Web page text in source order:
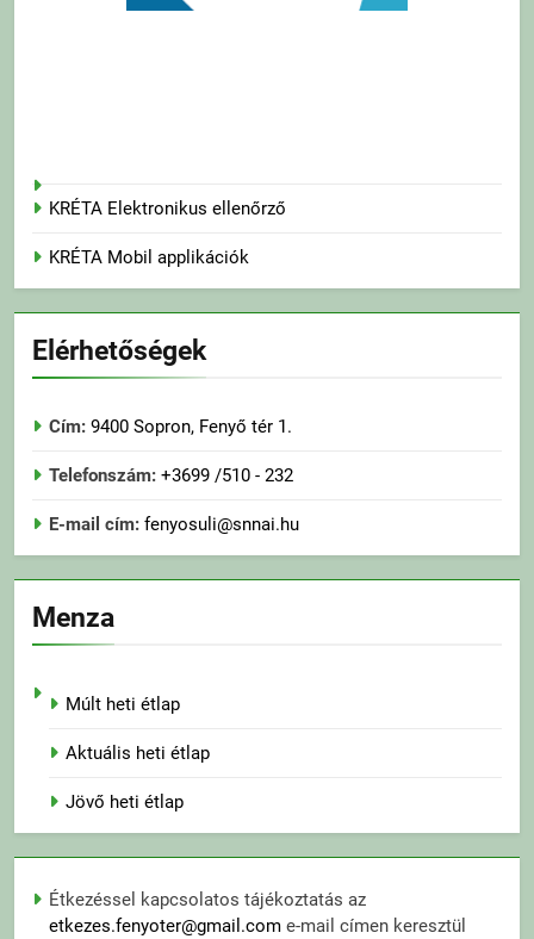
KRÉTA Elektronikus ellenőrző
KRÉTA Mobil applikációk
Elérhetőségek
Cím: 9400 Sopron, Fenyő tér 1.
Telefonszám: +3699 /510 - 232
E-mail cím: fenyosuli@snnai.hu
Menza
Múlt heti étlap
Aktuális heti étlap
Jövő heti étlap
Étkezéssel kapcsolatos tájékoztatás az
etkezes.fenyoter@gmail.com e-mail címen keresztül